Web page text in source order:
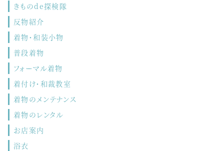
きものde探検隊
反物紹介
着物・和装小物
普段着物
フォーマル着物
着付け・和裁教室
着物のメンテナンス
着物のレンタル
お店案内
浴衣